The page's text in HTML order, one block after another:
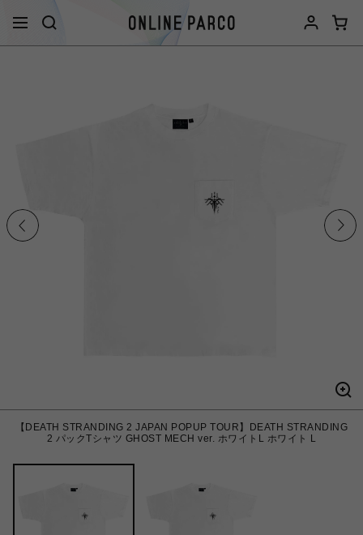
【DEATH STRANDING 2 JAPAN POPUP TOUR】DEATH STRANDING
2 パックTシャツ GHOST MECH ver. ホワイトL ホワイト L